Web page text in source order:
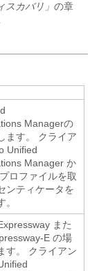
スカバリ」 の章
Managerの
ます。 クライア
Unified
Manager か
ロファイルを取
ンティケータを
また
E の場
す。 クライアン